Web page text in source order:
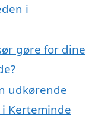
i
gøre for dine
udkørende
Kerteminde